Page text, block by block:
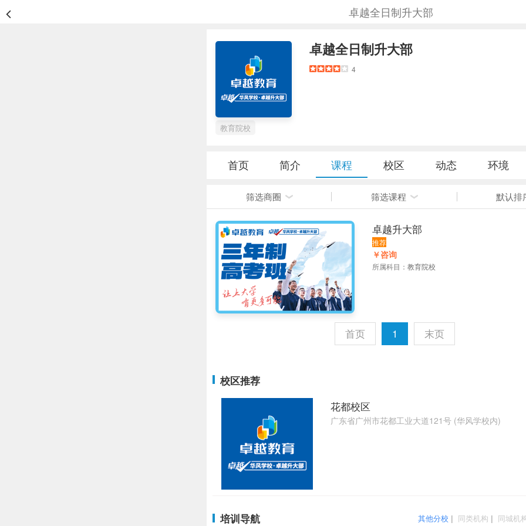
卓越全日制升大部
卓越全日制升大部
4
教育院校
首页 简介 课程 校区 动态 环境
筛选商圈 筛选课程 默认排
卓越升大部
推荐
￥咨询
所属科目： 教育院校
首页 1 末页
校区推荐
花都校区
广东省广州市花都工业大道121号 (华风学校内)
其他分校 | 同类机构 | 同城机
培训导航